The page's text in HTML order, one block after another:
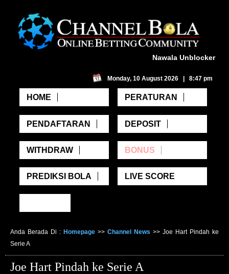
Nawala Unblocker
Monday, 10 August 2026 | 8:47 pm
HOME PERATURAN
PENDAFTARAN DEPOSIT
WITHDRAW BONUS
PREDIKSI BOLA LIVE SCORE
Anda Berada Di : Homepage >> Channel News >> Joe Hart Pindah ke
Serie A
Joe Hart Pindah ke Serie A